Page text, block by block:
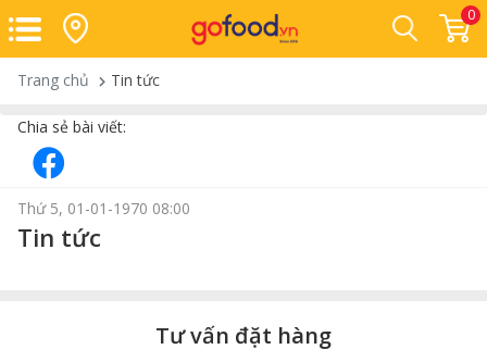
0
Trang chủ Tin tức
Chia sẻ bài viết:
Thứ 5, 01-01-1970 08:00
Tin tức
Tư vấn đặt hàng